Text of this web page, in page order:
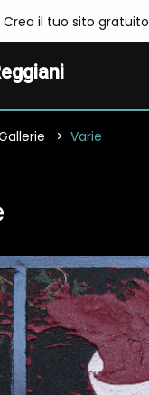
Crea il tuo sito gratuito
Varie